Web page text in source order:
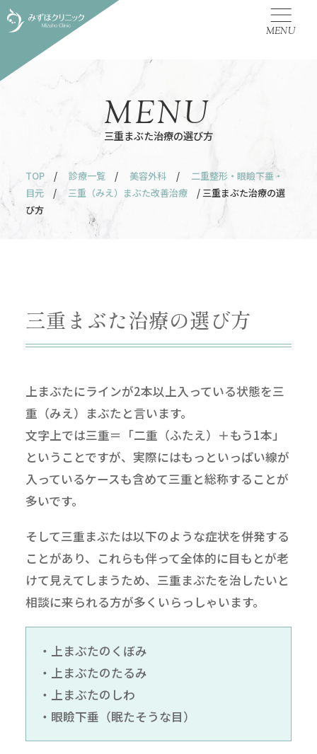
MENU
三重まぶた治療の選び方
MENU
TOP / 診療一覧 / 美容外科 /
二重整形・眼瞼下垂・
目元
/ 三重（みえ）まぶた改善治療
/ 三重まぶた治療の選
び方
三重まぶた治療の選び方
上まぶたにラインが2本以上入っている状態を三
重（みえ）まぶたと言います。
文字上では三重＝「二重（ふたえ）＋もう1本」
ということですが、実際にはもっといっぱい線が
入っているケースも含めて三重と総称することが
多いです。
そして三重まぶたは以下のような症状を併発する
ことがあり、これらも伴って全体的に目もとが老
けて見えてしまうため、三重まぶたを治したいと
相談に来られる方が多くいらっしゃいます。
・上まぶたのくぼみ
・上まぶたのたるみ
・上まぶたのしわ
・眼瞼下垂（眠たそうな目）